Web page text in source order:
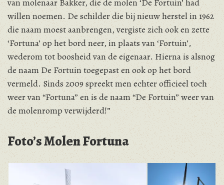
van molenaar Bakker, die de molen ‘De Fortuin’ had
willen noemen. De schilder die bij nieuw herstel in 1962
die naam moest aanbrengen, vergiste zich ook en zette
‘Fortuna’ op het bord neer, in plaats van ‘Fortuin’,
wederom tot boosheid van de eigenaar. Hierna is alsnog
de naam De Fortuin toegepast en ook op het bord
vermeld. Sinds 2009 spreekt men echter officieel toch
weer van “Fortuna” en is de naam “De Fortuin” weer van
de molenromp verwijderd!”
Foto’s Molen Fortuna